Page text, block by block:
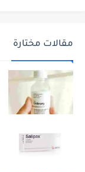
مقالات مختارة